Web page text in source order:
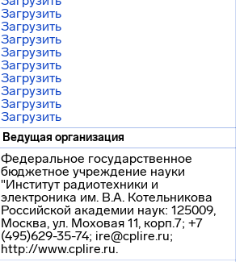
Загрузить
Загрузить
Загрузить
Загрузить
Загрузить
Загрузить
Загрузить
Загрузить
Загрузить
Ведущая организация
Федеральное государственное
бюджетное учреждение науки
"Институт радиотехники и
электроника им. В.А. Котельникова
Российской академии наук: 125009,
Москва, ул. Моховая 11, корп.7; +7
(495)629-35-74; ire@cplire.ru;
http://www.cplire.ru.